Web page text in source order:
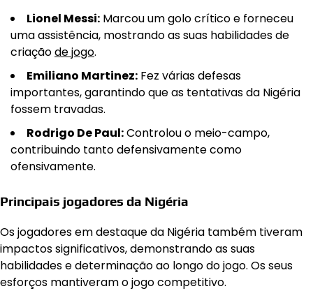
Lionel Messi: Marcou um golo crítico e forneceu
uma assistência, mostrando as suas habilidades de
criaçãode jogo.
Emiliano Martinez: Fez várias defesas
importantes, garantindo que as tentativas da Nigéria
fossem travadas.
Rodrigo De Paul:Controlou o meio-campo,
contribuindo tanto defensivamente como
ofensivamente.
Principais jogadores da Nigéria
Os jogadores em destaque da Nigéria também tiveram
impactos significativos, demonstrando as suas
habilidades e determinação ao longo do jogo. Os seus
esforços mantiveram o jogo competitivo.